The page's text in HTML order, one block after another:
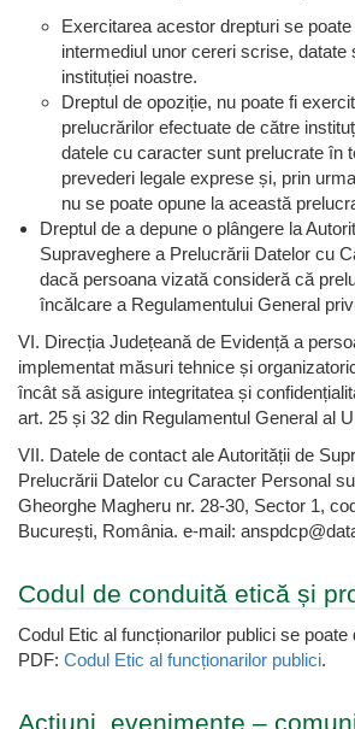
Exercitarea acestor drepturi se
intermediul unor cereri scrise, datate
instituției noastre.
Dreptul de opoziție, nu poate fi
prelucrărilor efectuate de către
datele cu caracter sunt prelucrate în
prevederi legale exprese și, prin
nu se poate opune la această
Dreptul de a depune o plângere la
Supraveghere a Prelucrării Datelor cu
dacă persoana vizată consideră că
încălcare a Regulamentului General
VI. Direcția Județeană de Evidență a
implementat măsuri tehnice și
încât să asigure integritatea și
art. 25 și 32 din Regulamentul General al
VII. Datele de contact ale Autorității de
Prelucrării Datelor cu Caracter Personal
Gheorghe Magheru nr. 28-30, Sector 1,
București, România. e-mail:
Codul de conduită etică și
Codul Etic al funcționarilor publici se
PDF: Codul Etic al funcționarilor publici.
Acțiuni, evenimente –